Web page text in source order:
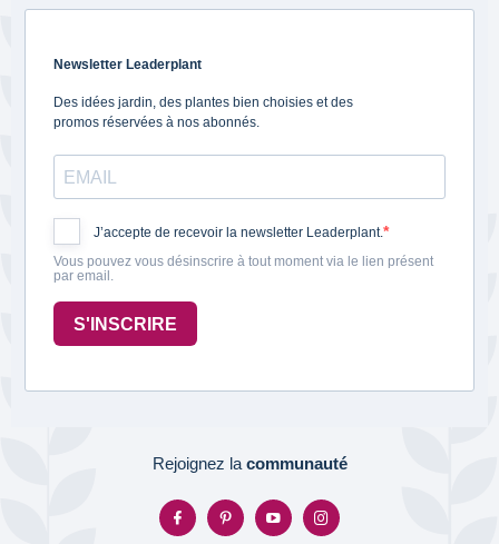
Newsletter Leaderplant
Des idées jardin, des plantes bien choisies et des
promos réservées à nos abonnés.
J’accepte de recevoir la newsletter Leaderplant.
Vous pouvez vous désinscrire à tout moment via le lien présent
par email.
S'INSCRIRE
Rejoignez la communauté